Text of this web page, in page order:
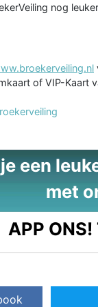
nog
of VIP-Kaart
een
met
APP ONS!